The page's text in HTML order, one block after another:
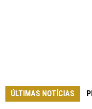
ÚLTIMAS NOTÍCIAS